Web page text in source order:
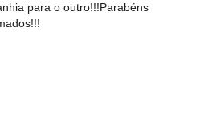
para o outro!!!Parabéns